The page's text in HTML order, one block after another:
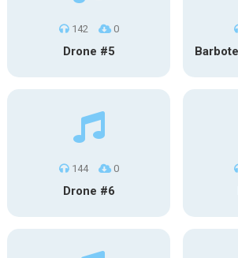
142 0
Drone #5
144 0
Drone #6